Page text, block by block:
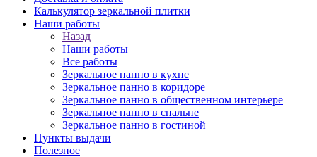
Калькулятор зеркальной плитки
Наши работы
Назад
Наши работы
Все работы
Зеркальное панно в кухне
Зеркальное панно в коридоре
Зеркальное панно в общественном интерьере
Зеркальное панно в спальне
Зеркальное панно в гостиной
Пункты выдачи
Полезное